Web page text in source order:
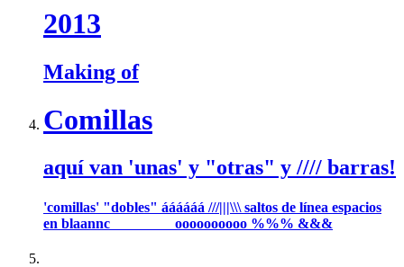
2013
Making of
Comillas
aquí van 'unas' y "otras" y //// barras!
'comillas' "dobles" áááááá ///|||\\\ saltos de línea espacios
en blaannc oooooooooo %%% &&&